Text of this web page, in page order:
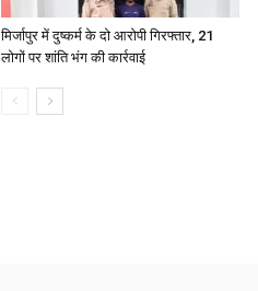
मिर्जापुर में दुष्कर्म के दो आरोपी गिरफ्तार, 21
लोगों पर शांति भंग की कार्रवाई